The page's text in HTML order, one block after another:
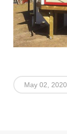
May 02, 2020